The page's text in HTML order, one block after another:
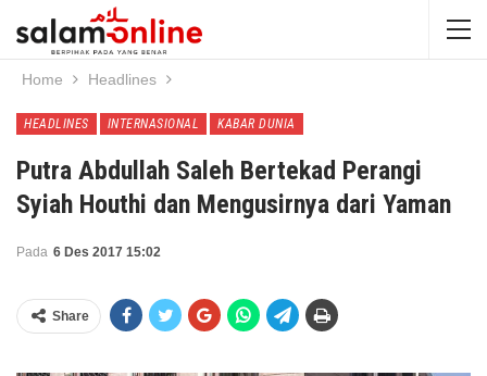
Home Headlines
HEADLINES INTERNASIONAL KABAR DUNIA
Putra Abdullah Saleh Bertekad Perangi
Syiah Houthi dan Mengusirnya dari Yaman
Pada 6 Des 2017 15:02
Share